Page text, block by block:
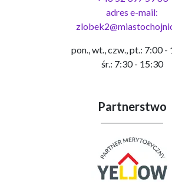
adres e-mail:
pon., wt., czw., pt.: 7:00 -
śr.: 7:30 - 15:30
Partnerstwo